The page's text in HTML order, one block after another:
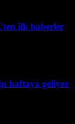
ilk haberler
haftaya geliyor